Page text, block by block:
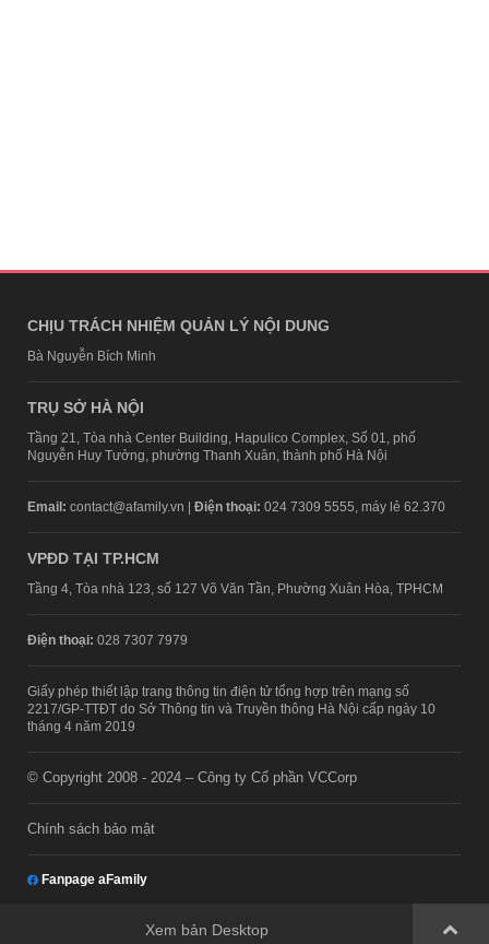
CHỊU TRÁCH NHIỆM QUẢN LÝ NỘI DUNG
Bà Nguyễn Bích Minh
TRỤ SỞ HÀ NỘI
Tầng 21, Tòa nhà Center Building, Hapulico Complex, Số 01, phố
Nguyễn Huy Tưởng, phường Thanh Xuân, thành phố Hà Nội
Email: contact@afamily.vn | Điện thoại: 024 7309 5555, máy lẻ 62.370
VPĐD TẠI TP.HCM
Tầng 4, Tòa nhà 123, số 127 Võ Văn Tần, Phường Xuân Hòa, TPHCM
Điện thoại: 028 7307 7979
Giấy phép thiết lập trang thông tin điện tử tổng hợp trên mạng số
2217/GP-TTĐT do Sở Thông tin và Truyền thông Hà Nội cấp ngày 10
tháng 4 năm 2019
© Copyright 2008 - 2024 – Công ty Cổ phần VCCorp
Chính sách bảo mật
Fanpage aFamily
Xem bản Desktop